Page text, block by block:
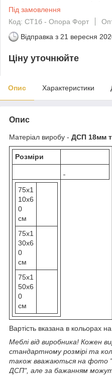
Під замовлення
Код: СТ1б - Опора Форт
Відправка з 21 вересня
Ціну уточнюйте
Опис Характеристики
Опис
Матеріал виробу - ДСП 18мм
Розміри
75х1
10х6
0
см
75х1
30х6
0
см
75х1
50х6
0
см
Вартість вказана в кольорах
Меблі від виробника! Кожен
стандартному розмірі та
також вважаються на фото
ДСП", але за бажанням